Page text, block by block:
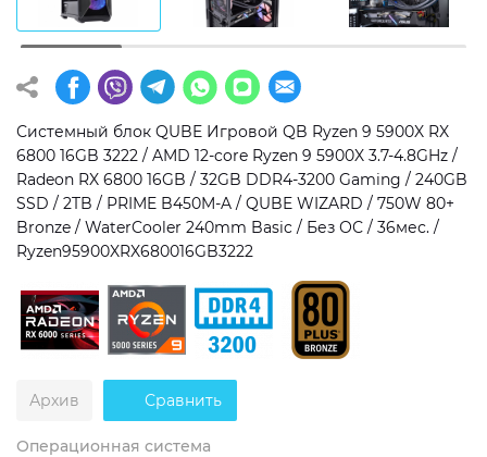
Операционная система
Windows 11 Home
Windows 11 Pro
Без ОС
Тип накопителя
SSD
HDD
SSD + HDD
Дополнительно
RGB-подсветка
Разблокированный множитель CPU
Сверхбыстрый M.2 SSD NVME
Системный блок QUBE Игровой QB Ryzen 9 5900X RX
6800 16GB 3222 / AMD 12-core Ryzen 9 5900X 3.7-4.8GHz /
Radeon RX 6800 16GB / 32GB DDR4-3200 Gaming / 240GB
SSD / 2TB / PRIME B450M-A / QUBE WIZARD / 750W 80+
Bronze / WaterCooler 240mm Basic / Без ОС / 36мес. /
Ryzen95900XRX680016GB3222
Архив Сравнить
Операционная система